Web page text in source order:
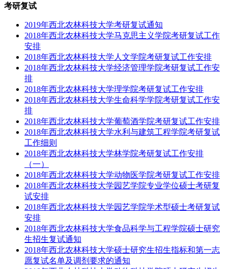
考研复试
2019年西北农林科技大学考研复试通知
2018年西北农林科技大学马克思主义学院考研复试工作
安排
2018年西北农林科技大学人文学院考研复试工作安排
2018年西北农林科技大学经济管理学院考研复试工作安
排
2018年西北农林科技大学理学院考研复试工作安排
2018年西北农林科技大学生命科学学院考研复试工作安
排
2018年西北农林科技大学葡萄酒学院考研复试工作安排
2018年西北农林科技大学水利与建筑工程学院考研复试
工作细则
2018年西北农林科技大学林学院考研复试工作安排
（一）
2018年西北农林科技大学动物医学院考研复试工作安排
2018年西北农林科技大学园艺学院专业学位硕士考研复
试安排
2018年西北农林科技大学园艺学院学术型硕士考研复试
安排
2018年西北农林科技大学食品科学与工程学院硕士研究
生招生复试通知
2018年西北农林科技大学硕士研究生招生指标和第一志
愿复试名单及调剂要求的通知